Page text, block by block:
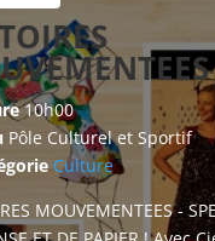
10h00
Pôle Culturel et Sportif
Culture
MOUVEMENTEES -